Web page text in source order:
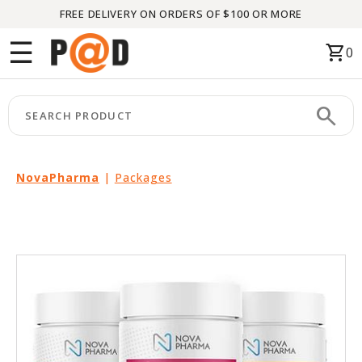
FREE DELIVERY ON ORDERS OF $100 OR MORE
☰ shopping_cart0
search
NovaPharma | Packages
Menu
CATEGORIES
keyboard_arrow_right
BRANDS
keyboard_arrow_right
THIS
PARTNERS